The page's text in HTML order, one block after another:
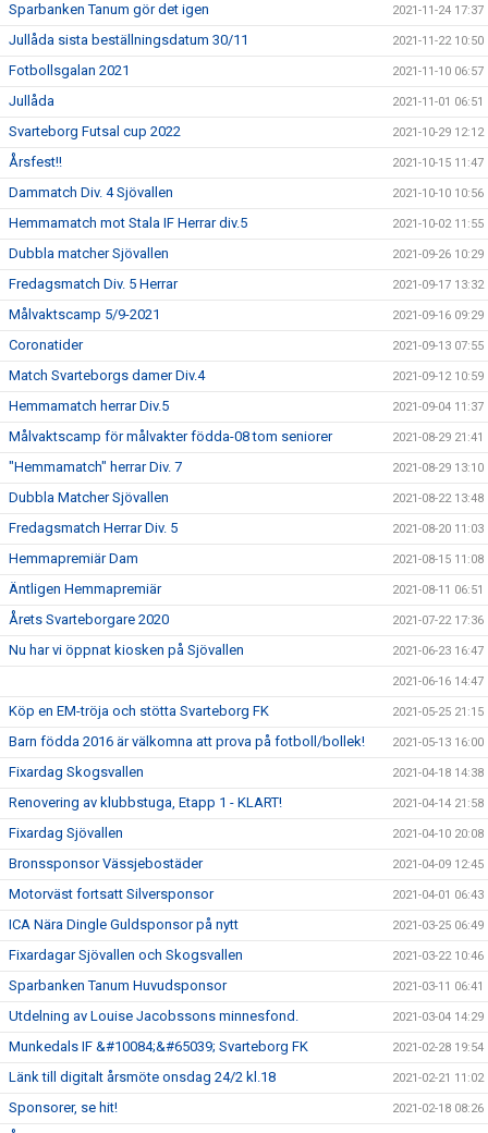
Sparbanken Tanum gör det igen 2021-11-24 17:37
Jullåda sista beställningsdatum 30/11 2021-11-22 10:50
Fotbollsgalan 2021 2021-11-10 06:57
Jullåda 2021-11-01 06:51
Svarteborg Futsal cup 2022 2021-10-29 12:12
Årsfest!! 2021-10-15 11:47
Dammatch Div. 4 Sjövallen 2021-10-10 10:56
Hemmamatch mot Stala IF Herrar div.5 2021-10-02 11:55
Dubbla matcher Sjövallen 2021-09-26 10:29
Fredagsmatch Div. 5 Herrar 2021-09-17 13:32
Målvaktscamp 5/9-2021 2021-09-16 09:29
Coronatider 2021-09-13 07:55
Match Svarteborgs damer Div.4 2021-09-12 10:59
Hemmamatch herrar Div.5 2021-09-04 11:37
Målvaktscamp för målvakter födda-08 tom seniorer 2021-08-29 21:41
"Hemmamatch" herrar Div. 7 2021-08-29 13:10
Dubbla Matcher Sjövallen 2021-08-22 13:48
Fredagsmatch Herrar Div. 5 2021-08-20 11:03
Hemmapremiär Dam 2021-08-15 11:08
Äntligen Hemmapremiär 2021-08-11 06:51
Årets Svarteborgare 2020 2021-07-22 17:36
Nu har vi öppnat kiosken på Sjövallen 2021-06-23 16:47
2021-06-16 14:47
Köp en EM-tröja och stötta Svarteborg FK 2021-05-25 21:15
Barn födda 2016 är välkomna att prova på fotboll/bollek! 2021-05-13 16:00
Fixardag Skogsvallen 2021-04-18 14:38
Renovering av klubbstuga, Etapp 1 - KLART! 2021-04-14 21:58
Fixardag Sjövallen 2021-04-10 20:08
Bronssponsor Vässjebostäder 2021-04-09 12:45
Motorväst fortsatt Silversponsor 2021-04-01 06:43
ICA Nära Dingle Guldsponsor på nytt 2021-03-25 06:49
Fixardagar Sjövallen och Skogsvallen 2021-03-22 10:46
Sparbanken Tanum Huvudsponsor 2021-03-11 06:41
Utdelning av Louise Jacobssons minnesfond. 2021-03-04 14:29
Munkedals IF &#10084;&#65039; Svarteborg FK 2021-02-28 19:54
Länk till digitalt årsmöte onsdag 24/2 kl.18 2021-02-21 11:02
Sponsorer, se hit! 2021-02-18 08:26